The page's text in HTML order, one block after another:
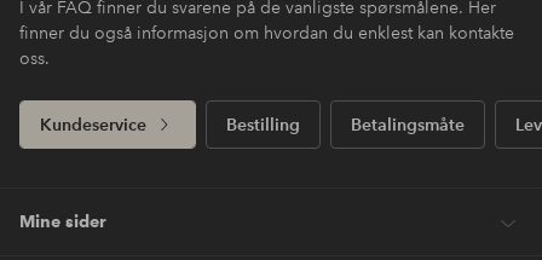
I vår FAQ finner du svarene på de vanligste spørsmålene. Her
finner du også informasjon om hvordan du enklest kan kontakte
oss.
Kundeservice Bestilling Betalingsmåte
Mine sider